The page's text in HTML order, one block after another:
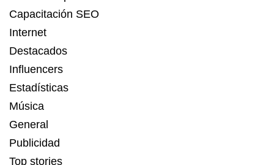
Capacitación SEO
Internet
Destacados
Influencers
Estadísticas
Música
General
Publicidad
Top stories